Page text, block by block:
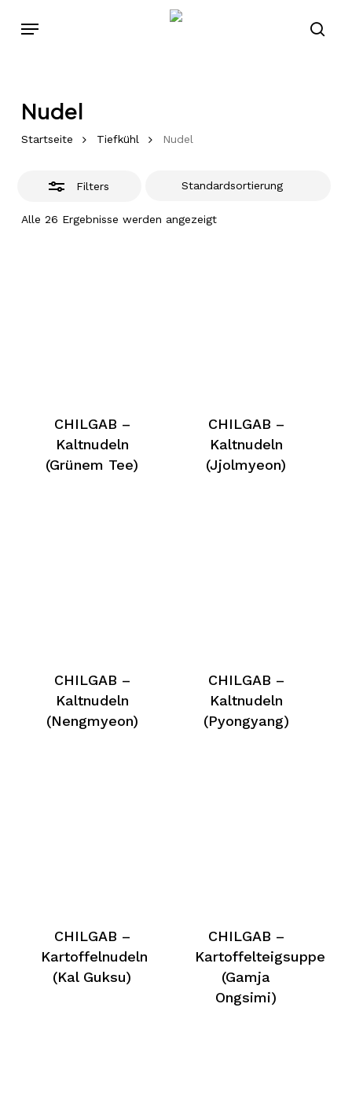
Menu
Nudel
Startseite Tiefkühl Nudel
Filters
Alle 26 Ergebnisse werden angezeigt
Close
CHILGAB –
Kaltnudeln
(Grünem Tee)
CHILGAB –
Kaltnudeln
(Jjolmyeon)
CHILGAB –
Kaltnudeln
(Nengmyeon)
CHILGAB –
Kaltnudeln
(Pyongyang)
CHILGAB –
Kartoffelnudeln
(Kal Guksu)
CHILGAB –
Kartoffelteigsuppe
(Gamja
Ongsimi)